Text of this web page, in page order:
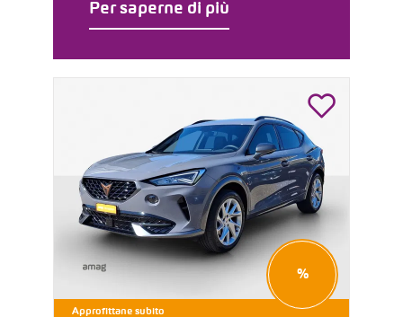
Per saperne di più
Approfittane subito
%